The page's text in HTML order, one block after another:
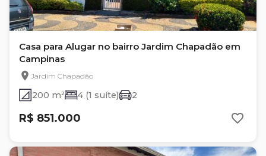
Casa para Alugar no bairro Jardim Chapadão em
Campinas
Jardim Chapadão
200 m² 4 (1 suíte) 2
R$ 851.000